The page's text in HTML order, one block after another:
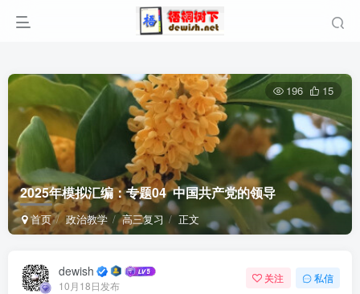
2025年模拟汇编：专题04 中国共产党的领导
首页 政治教学 高三复习 正文
196 15
dewish
10月18日发布
关注 私信